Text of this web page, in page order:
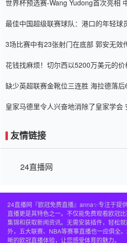
世界杯预选赛-Wang Yudong首次亮相
最佳中国超级联赛球队：港口的年轻球
3场比赛中有23张射门在底部 郭安无效
花钱找麻烦！切尔西以5200万美元的
缺少英超联赛金靴位三连胜 海拉德落后
皇家马德里令人兴奋地消除了皇家学会
友情链接
24直播网
24直播网『欧冠免费直播』anna✨专注于提
直播更是其特色之一。不仅能免费观看欧冠
集锦和获取新闻资讯。无需安装插件，轻松
外，五大联赛、NBA等赛事直播也一应俱全
晰的欧冠直播体验，让您感受体育的魅力。